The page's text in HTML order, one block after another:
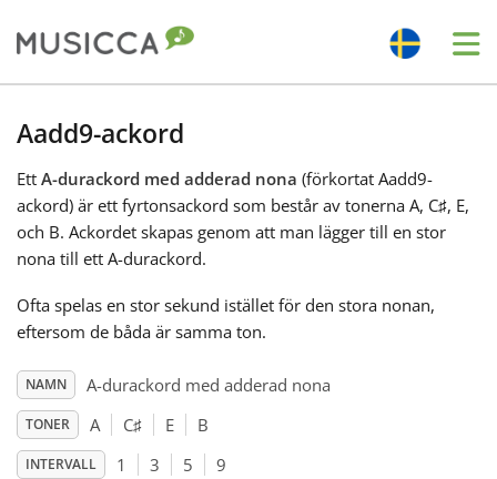
Български
Dansk
Deutsch
Español
Aadd9-ackord
Ett A-durackord med adderad nona (förkortat Aadd9-
ackord) är ett fyrtonsackord som består av tonerna A, C♯, E,
och B. Ackordet skapas genom att man lägger till en stor
nona till ett A-durackord.
Ofta spelas en stor sekund istället för den stora nonan,
eftersom de båda är samma ton.
NAMN A-durackord med adderad nona
TONER A C♯ E B
INTERVALL 1 3 5 9